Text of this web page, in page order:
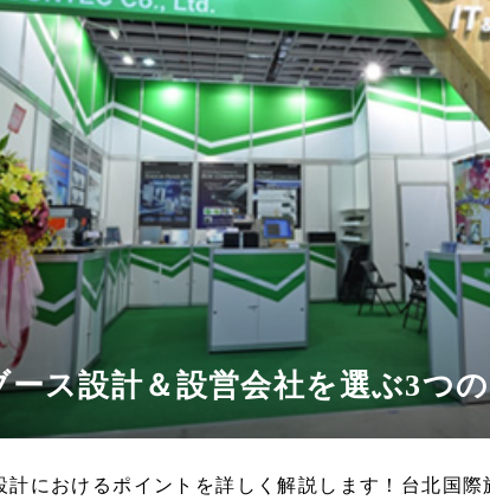
ース設計＆設営会社を選ぶ3つ
計におけるポイントを詳しく解説します！台北国